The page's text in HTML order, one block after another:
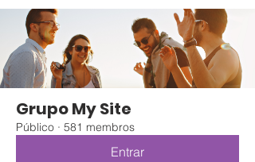
Grupo My Site
Público · 581 membros
Entrar